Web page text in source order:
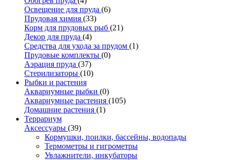
Освещение для пруда (6)
Прудовая химия (33)
Корм для прудовых рыб (21)
Декор для пруда (4)
Средства для ухода за прудом (1)
Прудовые комплекты (0)
Аэрация пруда (37)
Стерилизаторы (10)
Рыбки и растения
Аквариумные рыбки (0)
Аквариумные растения (105)
Домашние растения (1)
Террариум
Аксессуары (39)
Кормушки, поилки, бассейны, водопады
Термометры и гигрометры
Увлажнители, инкубаторы